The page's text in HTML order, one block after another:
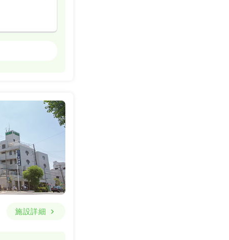
一般＋療養
一時募集休止
詳細を見る
施設詳細